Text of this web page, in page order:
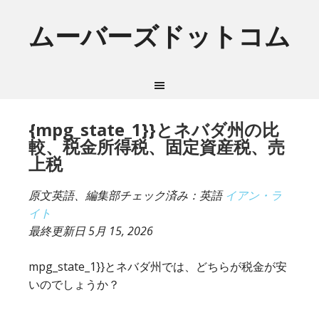
ムーバーズドットコム
{mpg_state_1}}とネバダ州の比
較、税金所得税、固定資産税、売
上税
原文英語、編集部チェック済み：英語イアン・ラ
イト
最終更新日5月 15, 2026
mpg_state_1}}とネバダ州では、どちらが税金が安
いのでしょうか？